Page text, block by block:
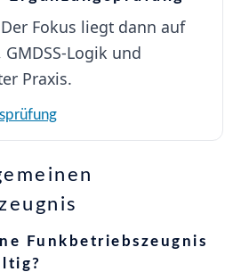
Der Fokus liegt dann auf
Logik und
Praxis.
Funkbetriebszeugnis